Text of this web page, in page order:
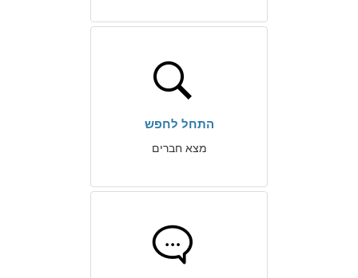
התחל לחפש
מצא חברים